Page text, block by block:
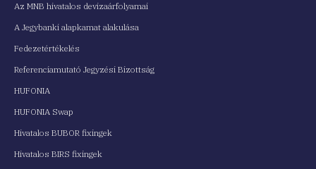
Az MNB hivatalos devizaárfolyamai
A Jegybanki alapkamat alakulása
Fedezetértékelés
Referenciamutató Jegyzési Bizottság
HUFONIA
HUFONIA Swap
Hivatalos BUBOR fixingek
Hivatalos BIRS fixingek